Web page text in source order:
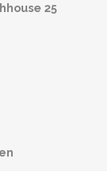
25